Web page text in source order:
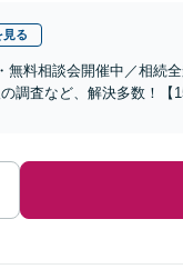
見る
無料相談会開催中／相
調査など、解決多数！